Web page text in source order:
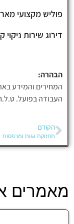
פוליש מקצועי
דירוג שירות ניקוי קווי
הבהרה:
המחירים והמידע
העבודה בפועל.
הקודם
תחזוקת גגות ומרפסות
מאמרים